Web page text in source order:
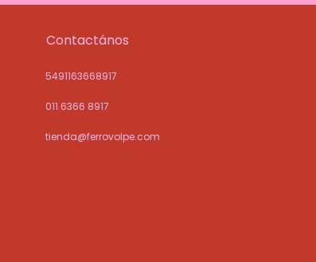
Contactános
5491163668917
011 6366 8917
tienda@ferrovolpe.com